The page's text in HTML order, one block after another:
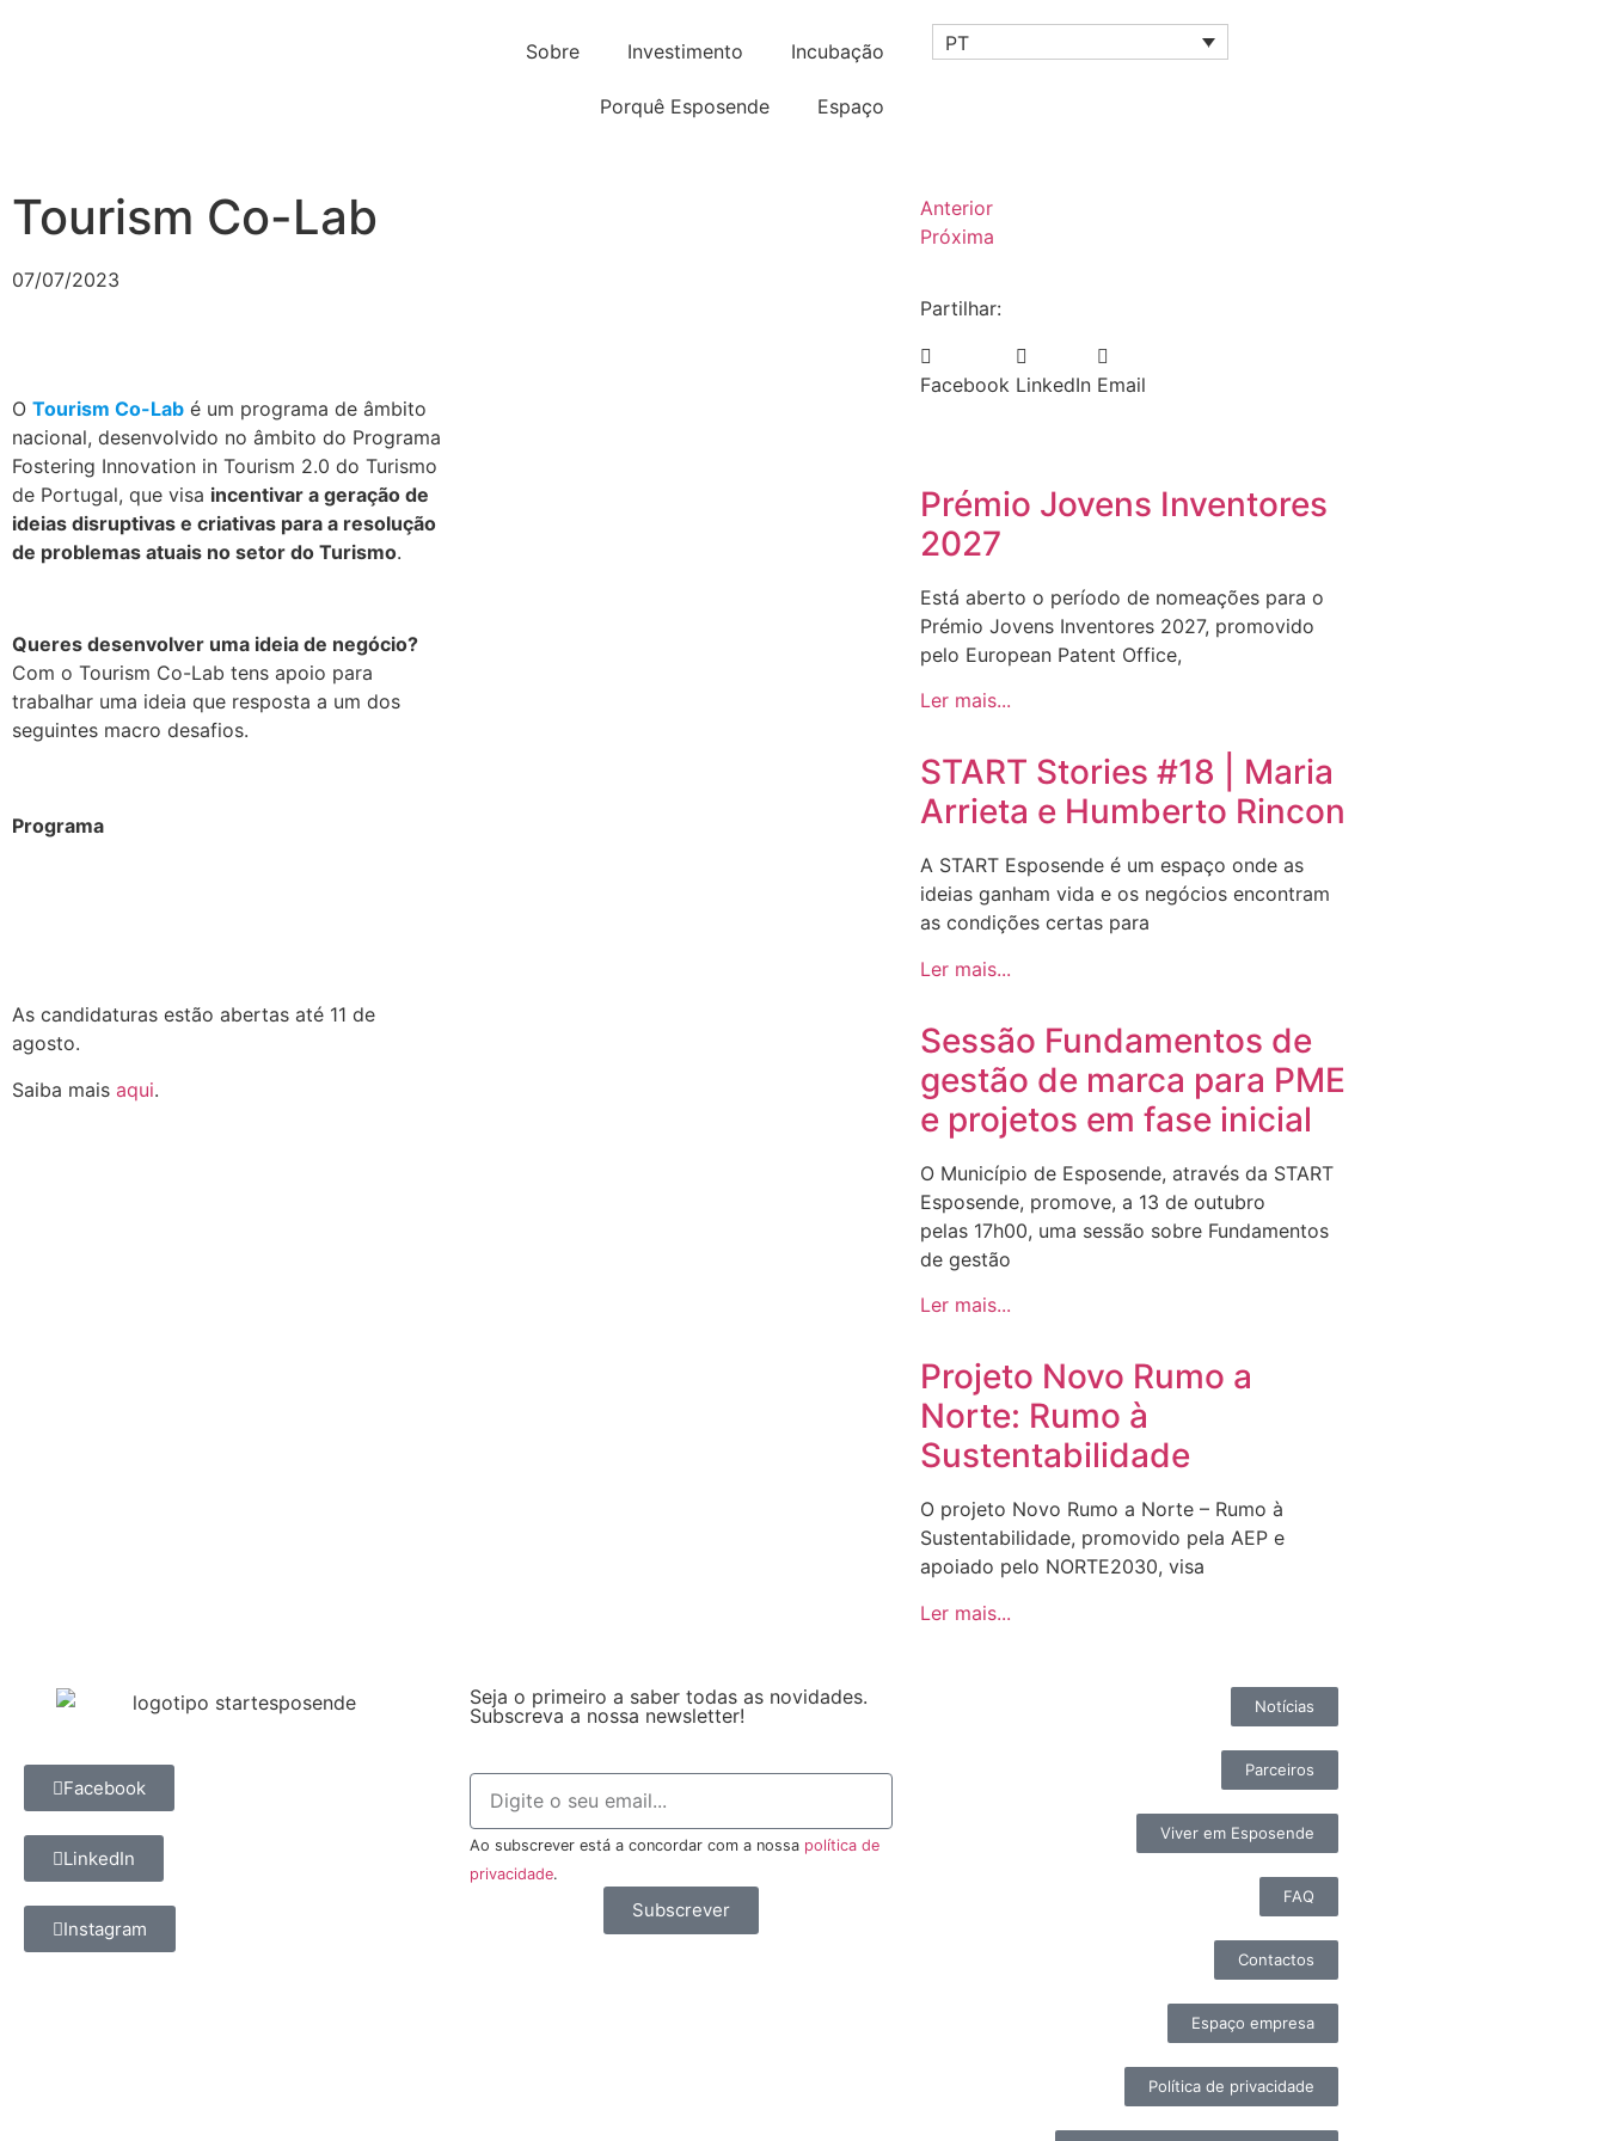
Sobre Investimento Incubação
Porquê Esposende Espaço
PT
Tourism Co-Lab
07/07/2023
O Tourism Co-Lab é um programa de âmbito
nacional, desenvolvido no âmbito do Programa
Fostering Innovation in Tourism 2.0 do Turismo
de Portugal, que visa incentivar a geração de
ideias disruptivas e criativas para a resolução
de problemas atuais no setor do Turismo.
Queres desenvolver uma ideia de negócio?
Com o Tourism Co-Lab tens apoio para
trabalhar uma ideia que resposta a um dos
seguintes macro desafios.
Programa
As candidaturas estão abertas até 11 de
agosto.
Saiba mais aqui.
Anterior
Próxima
Partilhar:
Facebook LinkedIn Email
Prémio Jovens Inventores
2027
Está aberto o período de nomeações para o
Prémio Jovens Inventores 2027, promovido
pelo European Patent Office,
Ler mais...
START Stories #18 | Maria
Arrieta e Humberto Rincon
A START Esposende é um espaço onde as
ideias ganham vida e os negócios encontram
as condições certas para
Ler mais...
Sessão Fundamentos de
gestão de marca para PME
e projetos em fase inicial
O Município de Esposende, através da START
Esposende, promove, a 13 de outubro
pelas 17h00, uma sessão sobre Fundamentos
de gestão
Ler mais...
Projeto Novo Rumo a
Norte: Rumo à
Sustentabilidade
O projeto Novo Rumo a Norte – Rumo à
Sustentabilidade, promovido pela AEP e
apoiado pelo NORTE2030, visa
Ler mais...
Facebook
LinkedIn
Instagram
Seja o primeiro a saber todas as novidades.
Subscreva a nossa newsletter!
Ao subscrever está a concordar com a nossa política de
privacidade.
Subscrever
Notícias
Parceiros
Viver em Esposende
FAQ
Contactos
Espaço empresa
Política de privacidade